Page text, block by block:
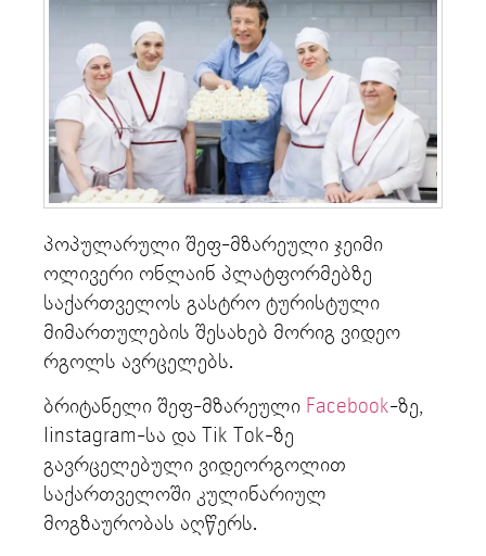
პოპულარული შეფ-მზარეული ჯეიმი
ოლივერი ონლაინ პლატფორმებზე
საქართველოს გასტრო ტურისტული
მიმართულების შესახებ მორიგ ვიდეო
რგოლს ავრცელებს.
ბრიტანელი შეფ-მზარეული Facebook-ზე,
Iinstagram-სა და Tik Tok-ზე
გავრცელებული ვიდეორგოლით
საქართველოში კულინარიულ
მოგზაურობას აღწერს.